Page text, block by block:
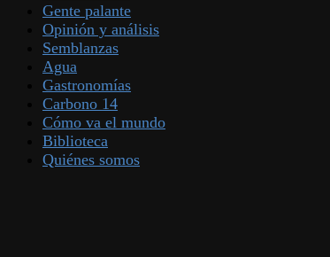
Gente palante
Opinión y análisis
Semblanzas
Agua
Gastronomías
Carbono 14
Cómo va el mundo
Biblioteca
Quiénes somos